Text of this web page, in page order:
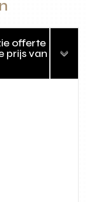
offerte
prijs van